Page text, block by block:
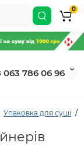
786 06 96
0
Упаковка для суші